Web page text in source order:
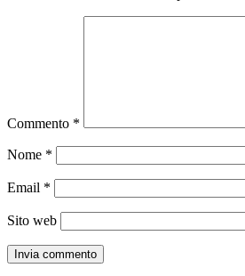
Commento *
Nome *
Email *
Sito web